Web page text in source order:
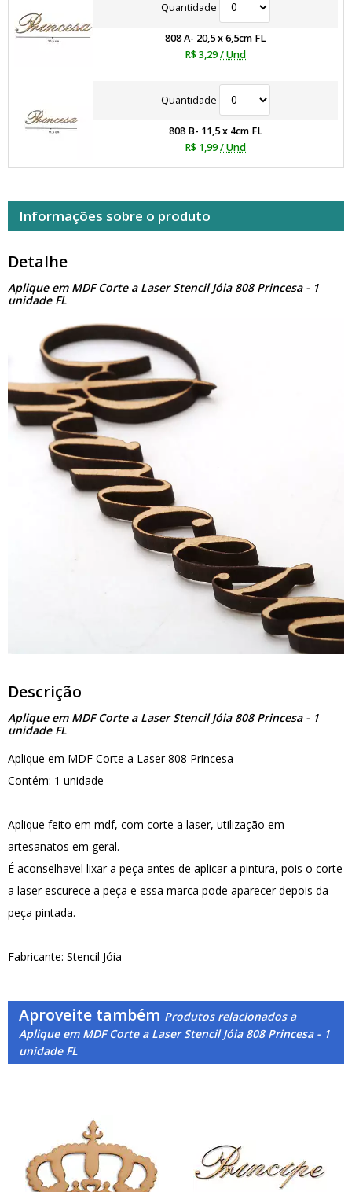
Quantidade
808 A- 20,5 x 6,5cm FL
R$ 3,29/ Und
Quantidade
808 B- 11,5 x 4cm FL
R$ 1,99/ Und
Informações sobre o produto
Detalhe
Aplique em MDF Corte a Laser Stencil Jóia 808 Princesa - 1
unidade FL
Descrição
Aplique em MDF Corte a Laser Stencil Jóia 808 Princesa - 1
unidade FL
Aplique em MDF Corte a Laser 808 Princesa
Contém: 1 unidade
Aplique feito em mdf, com corte a laser, utilização em
artesanatos em geral.
É aconselhavel lixar a peça antes de aplicar a pintura, pois o corte
a laser escurece a peça e essa marca pode aparecer depois da
peça pintada.
Fabricante: Stencil Jóia
Aproveite também Produtos relacionados a
Aplique em MDF Corte a Laser Stencil Jóia 808 Princesa - 1
unidade FL